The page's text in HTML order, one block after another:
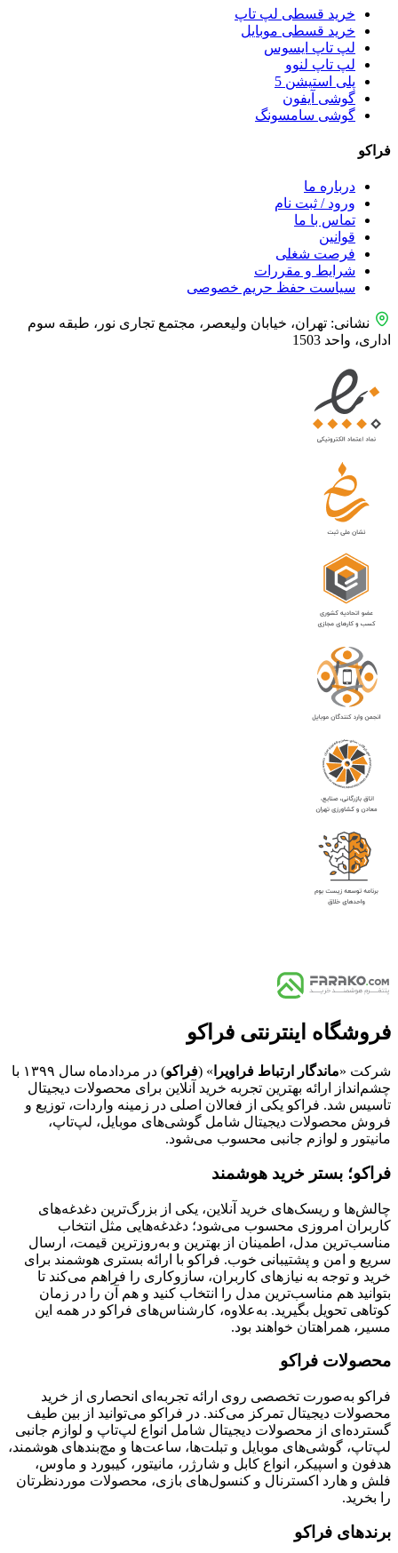
خرید قسطی لپ تاپ
خرید قسطی موبایل
لپ تاپ ایسوس
لپ تاپ لنوو
پلی استیشن 5
گوشی آیفون
گوشی سامسونگ
فراکو
درباره ما
ورود / ثبت نام
تماس با ما
قوانین
فرصت شغلی
شرایط و مقررات
سیاست حفظ حریم خصوصی
نشانی: تهران، خیابان ولیعصر، مجتمع تجاری نور، طبقه سوم
اداری، واحد 1503
فروشگاه اینترنتی فراکو
شرکت «ماندگار ارتباط فراویرا » (فراکو
) در مردادماه سال ۱۳۹۹ با
چشم‌انداز ارائه بهترین تجربه خرید آنلاین برای محصولات دیجیتال
تاسیس شد. فراکو یکی از فعالان اصلی در زمینه واردات، توزیع و
فروش محصولات دیجیتال شامل گوشی‌های موبایل، لپ‌تاپ،
مانیتور و لوازم جانبی محسوب می‌شود.
فراکو؛ بستر خرید هوشمند
چالش‌ها و ریسک‌های خرید آنلاین، یکی از بزرگ‌ترین دغدغه‌های
کاربران امروزی محسوب می‌شود؛ دغدغه‌هایی مثل انتخاب
مناسب‌ترین مدل، اطمینان از بهترین و به‌روزترین قیمت، ارسال
سریع و امن و پشتیبانی خوب. فراکو با ارائه بستری هوشمند برای
خرید و توجه به نیازهای کاربران، سازوکاری را فراهم می‌کند تا
بتوانید هم مناسب‌ترین مدل را انتخاب کنید و هم آن را در زمان
کوتاهی تحویل بگیرید. به‌علاوه، کارشناس‌های فراکو در همه این
مسیر، همراهتان خواهند بود.
محصولات فراکو
فراکو به‌صورت تخصصی روی ارائه تجربه‌ای انحصاری از خرید
محصولات دیجیتال تمرکز می‌کند. در فراکو می‌توانید از بین طیف
گسترده‌ای از محصولات دیجیتال شامل انواع لپ‌تاپ و لوازم جانبی
لپ‌تاپ، گوشی‌های موبایل و تبلت‌ها، ساعت‌ها و مچ‌بندهای هوشمند،
هدفون و اسپیکر، انواع کابل و شارژر، مانیتور، کیبورد و ماوس،
فلش و هارد اکسترنال و کنسول‌های بازی، محصولات موردنظرتان
را بخرید.
برندهای فراکو